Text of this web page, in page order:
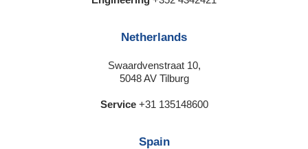
Netherlands
Swaardvenstraat 10,
5048 AV Tilburg
Service +31 135148600
Spain